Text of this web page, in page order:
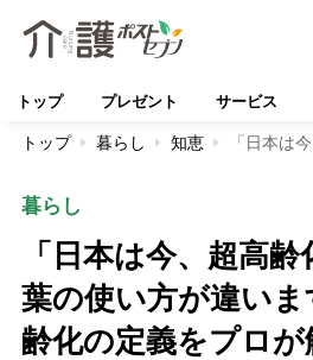
トップ プレゼント サービス
トップ 暮らし 知恵 「日本は
暮らし
「日本は今、超高
葉の使い方が違い
齢化の定義をプロが